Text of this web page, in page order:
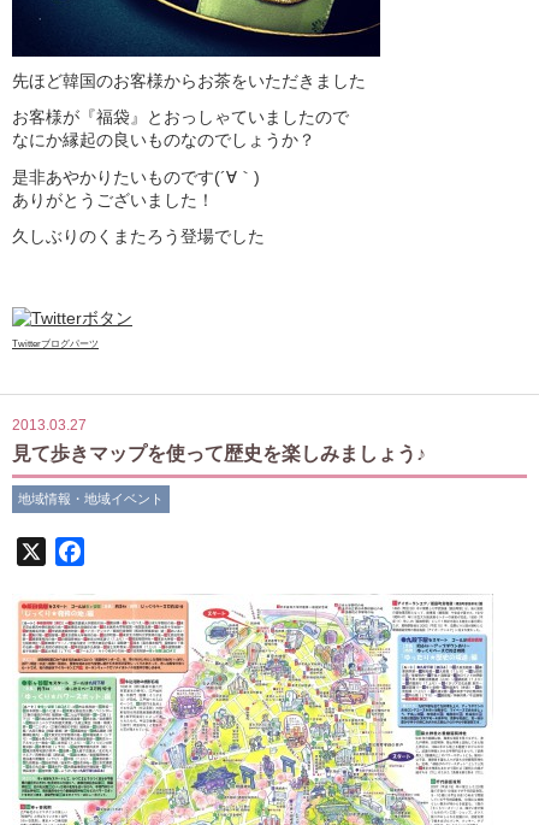
先ほど韓国のお客様からお茶をいただきました
お客様が『福袋』とおっしゃていましたので
なにか縁起の良いものなのでしょうか？
是非あやかりたいものです(´∀｀)
ありがとうございました！
久しぶりのくまたろう登場でした
Twitterブログパーツ
2013.03.27
見て歩きマップを使って歴史を楽しみましょう♪
地域情報・地域イベント